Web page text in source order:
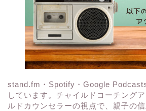
stand.fm・Spotify・Google
しています。チャイルドコーチング
ルドカウンセラーの視点で、親子の